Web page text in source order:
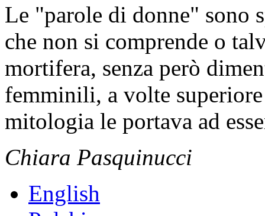
Le "parole di donne" sono
che non si comprende o
mortifera, senza però
femminili, a volte
mitologia le portava ad
Chiara Pasquinucci
English